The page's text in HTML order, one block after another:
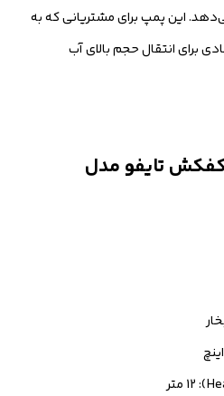
این پمپ برای مشتریانی که به
برای انتقال حجم بالای آب
تایفو مدل